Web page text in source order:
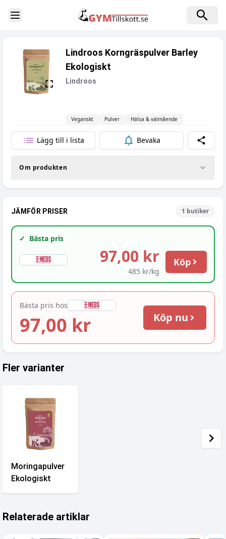
Toggle Sidebar
Lindroos Korngräspulver Barley
Ekologiskt
Lindroos
Veganskt Pulver Hälsa & välmående
Lägg till i lista Bevaka Dela
Om produkten
JÄMFÖR PRISER 1 butiker
✓ Bästa pris
97,00 kr
485 kr/kg
Köp
Bästa pris hos
97,00 kr Köp nu
Fler varianter
Moringapulver
Ekologiskt
Relaterade artiklar